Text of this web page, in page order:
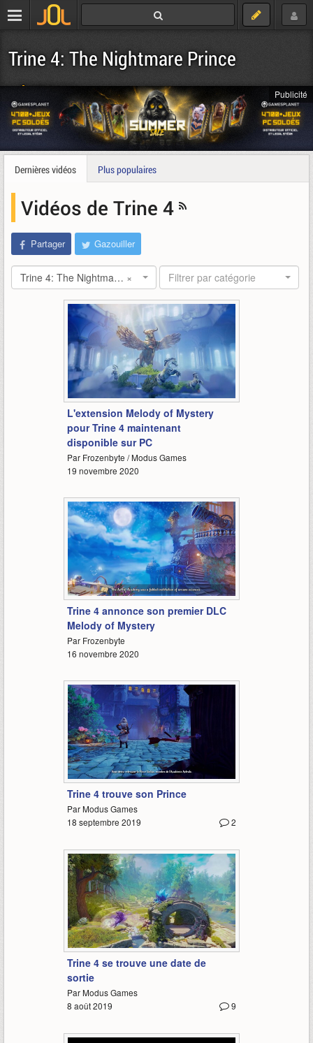
Trine 4: The Nightmare Prince
Télécharger Publicité
Dernières vidéos Plus populaires
Vidéos de Trine 4
Partager Gazouiller
×
Trine 4: The Nightmare Prince Filtrer par catégorie
2:02
L'extension Melody of Mystery
pour Trine 4 maintenant
disponible sur PC
Par Frozenbyte / Modus Games
19 novembre 2020
1:08
Trine 4 annonce son premier DLC
Melody of Mystery
Par Frozenbyte
16 novembre 2020
Trine 4 trouve son Prince
Par Modus Games
2
18 septembre 2019
1:35
Trine 4 se trouve une date de
sortie
Par Modus Games
9
8 août 2019